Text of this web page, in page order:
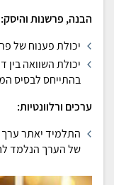
הבנה, פרשנות והיסק:
יכולת פענוח של
יכולת השוואה
בהתייחס לבסיס
ערכים ורלוונטיות:
התלמיד יאתר ערך
של הערך הנלמד